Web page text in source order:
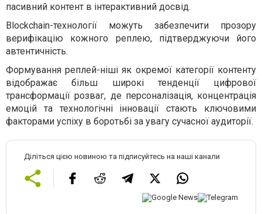
пасивний контент в інтерактивний досвід.
Blockchain-технології можуть забезпечити прозору
верифікацію кожного реплею, підтверджуючи його
автентичність.
Формування реплей-ніші як окремої категорії контенту
відображає більш широкі тенденції цифрової
трансформації розваг, де персоналізація, концентрація
емоцій та технологічні інновації стають ключовими
факторами успіху в боротьбі за увагу сучасної аудиторії.
Діліться цією новиною та підписуйтесь на наші канали